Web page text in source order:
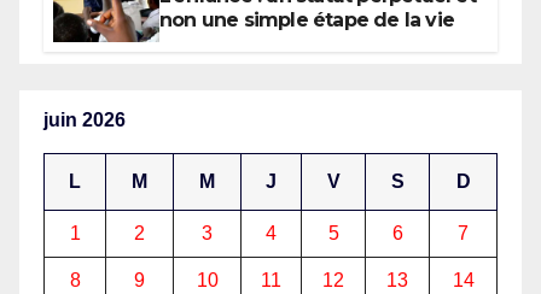
Afrique
non une simple étape de la vie
juin 2026
L M M J V S D
1 2 3 4 5 6 7
8 9 10 11 12 13 14